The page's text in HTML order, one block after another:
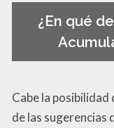
¿En qué
Cabe la posibilidad
de las sugerencias